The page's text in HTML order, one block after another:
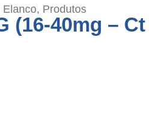
Elanco, Produtos
(16-40mg –